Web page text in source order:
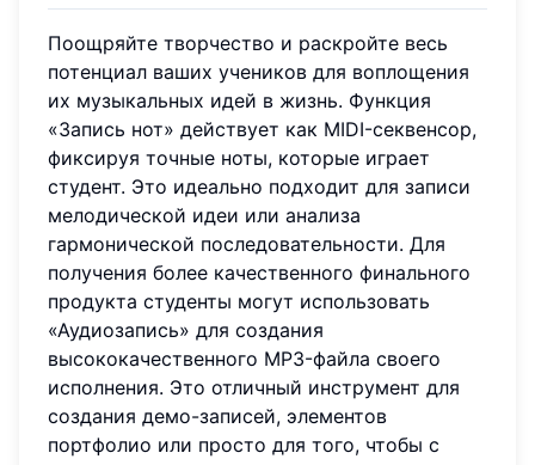
Поощряйте творчество и раскройте весь
потенциал ваших учеников для воплощения
их музыкальных идей в жизнь. Функция
«Запись нот» действует как MIDI-секвенсор,
фиксируя точные ноты, которые играет
студент. Это идеально подходит для записи
мелодической идеи или анализа
гармонической последовательности. Для
получения более качественного финального
продукта студенты могут использовать
«Аудиозапись» для создания
высококачественного MP3-файла своего
исполнения. Это отличный инструмент для
создания демо-записей, элементов
портфолио или просто для того, чтобы с